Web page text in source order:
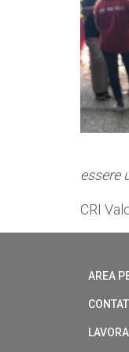
essere
CRI
AREA